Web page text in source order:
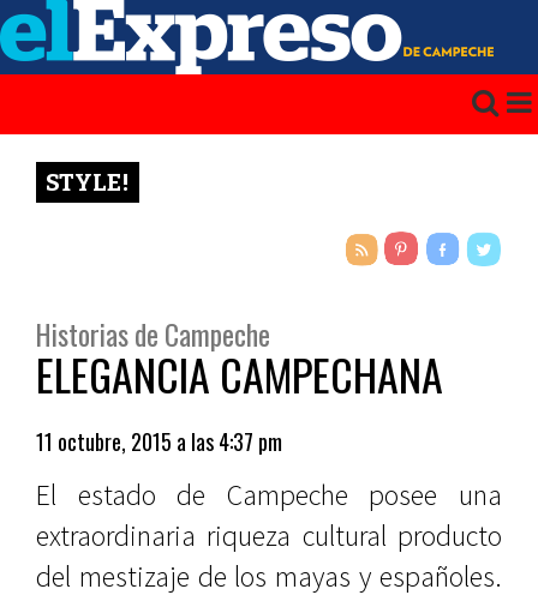
STYLE!
Historias de Campeche
ELEGANCIA CAMPECHANA
11 octubre, 2015 a las 4:37 pm
El estado de Campeche posee una
extraordinaria riqueza cultural producto
del mestizaje de los mayas y españoles.